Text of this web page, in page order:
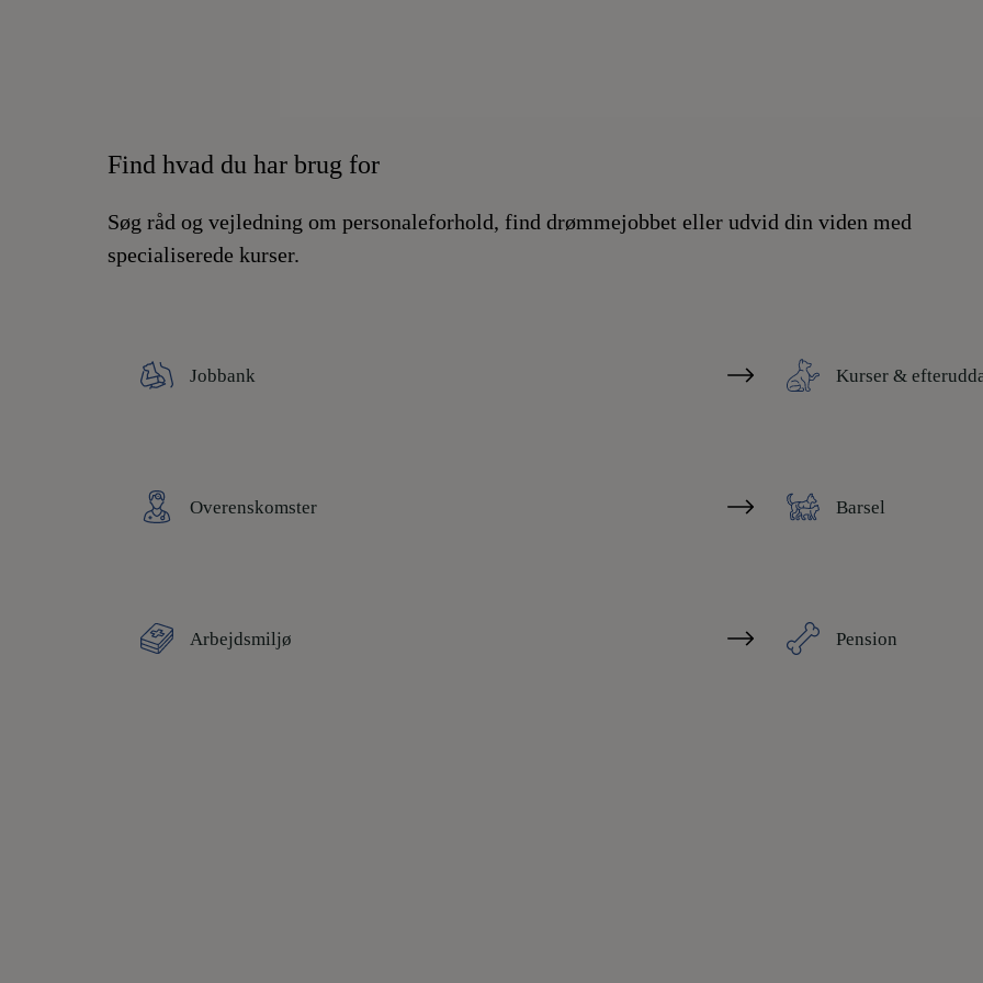
Find hvad du har brug for
Søg råd og vejledning om personaleforhold, find drømmejobbet eller udvid din viden med
specialiserede kurser.
Jobbank Kurser &
Overenskomster Barsel
Arbejdsmiljø Pension